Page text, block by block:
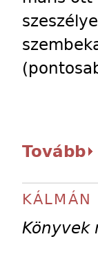
Tovább
KÁLMÁN
Könyvek